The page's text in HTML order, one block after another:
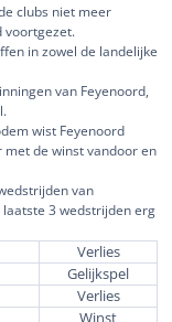
clubs niet meer
voortgezet.
in zowel de landelijke
van Feyenoord,
wist Feyenoord
met de winst vandoor en
van
3 wedstrijden erg
Verlies
Gelijkspel
Verlies